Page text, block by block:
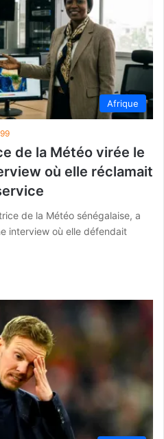
Afrique
de la Météo virée le
où elle réclamait
de la Météo sénégalaise, a
interview où elle défendait